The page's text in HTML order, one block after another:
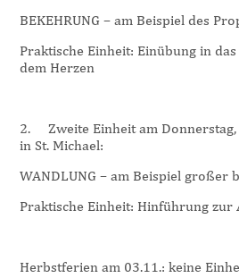
BEKEHRUNG – am Beispiel des
Praktische Einheit: Einübung in
dem Herzen
2.
Zweite Einheit am
in St. Michael:
WANDLUNG – am Beispiel großer
Praktische Einheit: Hinführung zur
Herbstferien am 03.11.: keine